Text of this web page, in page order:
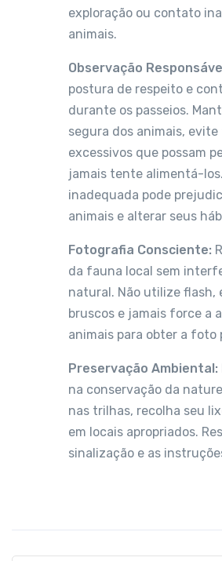
exploração ou contato
animais.
Observação
postura de respeito e
durante os passeios.
segura dos animais,
excessivos que possam
jamais tente alimentá-
inadequada pode
animais e alterar seus
Fotografia Consciente:
da fauna local sem
natural. Não utilize flash,
bruscos e jamais force a
animais para obter a foto
Preservação Ambiental:
na conservação da
nas trilhas, recolha seu
em locais apropriados.
sinalização e as